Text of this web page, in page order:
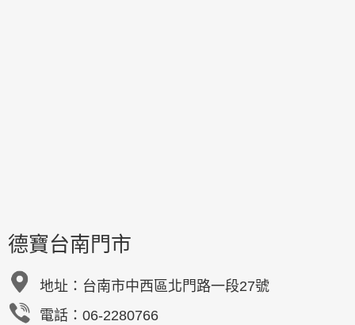
德寶台南門市
地址： 台南市中西區北門路一段27號
電話：06-2280766